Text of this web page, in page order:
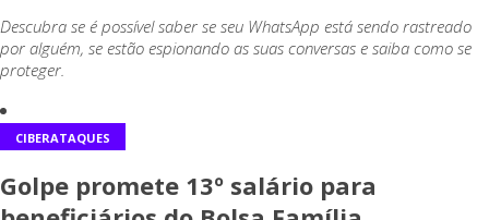
Descubra se é possível saber se seu WhatsApp está sendo rastreado
por alguém, se estão espionando as suas conversas e saiba como se
proteger.
CIBERATAQUES
Golpe promete 13º salário para